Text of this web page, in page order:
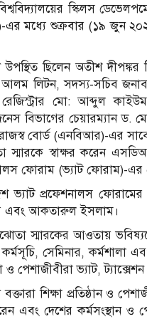
স্কিলস
মধ্যে শুক্রবার (১৯ জুন
উপস্থিত ছিলেন অতীশ দীপঙ্কর
লিটন, সদস্য-সচিব জনাব
মো: আব্দুল
বিভাগের চেয়ারম্যান ড.
বোর্ড (এনবিআর)-এর
স্মারকে স্বাক্ষর করেন
ফোরাম (ভ্যাট ফোরাম)-এর
ভ্যাট প্রফেশনালস
এবং আকতারুল ইসলাম।
স্মারকের আওতায়
কর্মসূচি, সেমিনার, কর্মশালা
ও পেশাজীবীরা ভ্যাট,
বক্তারা শিক্ষা প্রতিষ্ঠান ও
এবং দেশের কর্মসংস্থান ও